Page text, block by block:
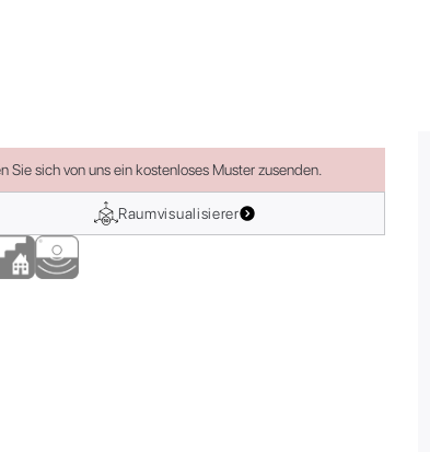
sich von uns ein kostenloses Muster zusenden.
Raumvisualisierer